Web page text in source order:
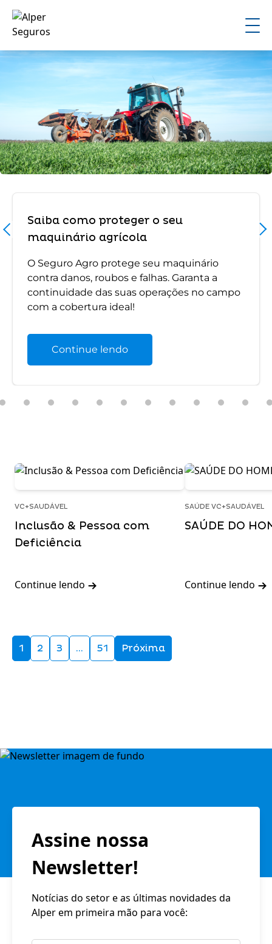
Saiba como proteger o seu
maquinário agrícola
O Seguro Agro protege seu maquinário
contra danos, roubos e falhas. Garanta a
continuidade das suas operações no campo
com a cobertura ideal!
Continue lendo
VC+SAUDÁVEL
Inclusão & Pessoa com
Deficiência
Continue lendo
SAÚDE VC+SAUDÁVEL
SAÚDE DO
Continue lendo
1 2 3 … 51 Próxima
Assine nossa
Newsletter!
Notícias do setor e as últimas novidades da
Alper em primeira mão para você: